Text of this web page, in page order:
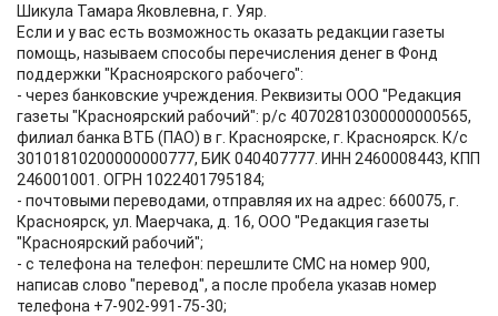
Шикула Тамара Яковлевна, г. Уяр.
Если и у вас есть возможность оказать редакции газеты
помощь, называем способы перечисления денег в Фонд
поддержки "Красноярского рабочего":
- через банковские учреждения. Реквизиты ООО "Редакция
газеты "Красноярский рабочий": р/с 40702810300000000565,
филиал банка ВТБ (ПАО) в г. Красноярске, г. Красноярск. К/с
30101810200000000777, БИК 040407777. ИНН 2460008443, КПП
246001001. ОГРН 1022401795184;
- почтовыми переводами, отправляя их на адрес: 660075, г.
Красноярск, ул. Маерчака, д. 16, ООО "Редакция газеты
"Красноярский рабочий";
- с телефона на телефон: перешлите СМС на номер 900,
написав слово "перевод", а после пробела указав номер
телефона +7-902-991-75-30;